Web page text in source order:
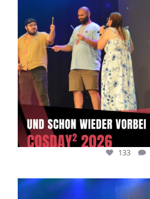
133
cosday